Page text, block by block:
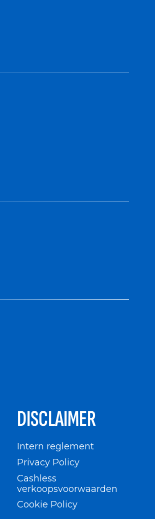
DISCLAIMER
Intern reglement
Privacy Policy
Cashless
verkoopsvoorwaarden
Cookie Policy